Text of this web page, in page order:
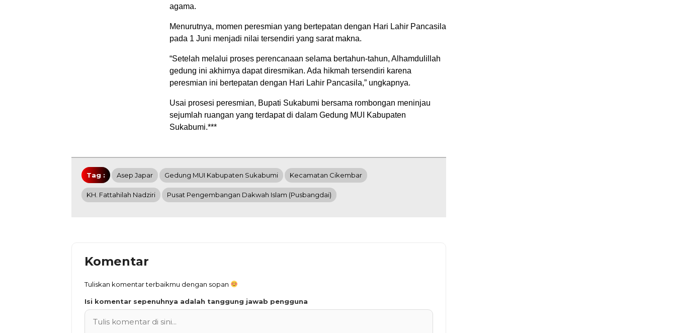
agama.
Menurutnya, momen peresmian yang bertepatan dengan Hari Lahir Pancasila
pada 1 Juni menjadi nilai tersendiri yang sarat makna.
“Setelah melalui proses perencanaan selama bertahun-tahun, Alhamdulillah
gedung ini akhirnya dapat diresmikan. Ada hikmah tersendiri karena
peresmian ini bertepatan dengan Hari Lahir Pancasila,” ungkapnya.
Usai prosesi peresmian, Bupati Sukabumi bersama rombongan meninjau
sejumlah ruangan yang terdapat di dalam Gedung MUI Kabupaten
Sukabumi.***
Tag : Asep Japar Gedung MUI Kabupaten Sukabumi Kecamatan Cikembar
KH. Fattahilah Nadziri Pusat Pengembangan Dakwah Islam (Pusbangdai)
Komentar
Tuliskan komentar terbaikmu dengan sopan
Isi komentar sepenuhnya adalah tanggung jawab pengguna